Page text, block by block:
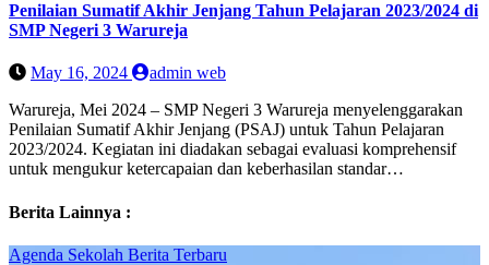
Penilaian Sumatif Akhir Jenjang Tahun Pelajaran 2023/2024 di
SMP Negeri 3 Warureja
May 16, 2024
admin web
Warureja, Mei 2024 – SMP Negeri 3 Warureja menyelenggarakan
Penilaian Sumatif Akhir Jenjang (PSAJ) untuk Tahun Pelajaran
2023/2024. Kegiatan ini diadakan sebagai evaluasi komprehensif
untuk mengukur ketercapaian dan keberhasilan standar…
Berita Lainnya :
Agenda Sekolah Berita Terbaru